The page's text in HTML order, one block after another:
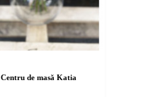
Centru de masă Katia